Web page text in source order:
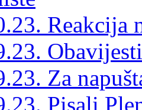
Reakcija
Za
Pisali